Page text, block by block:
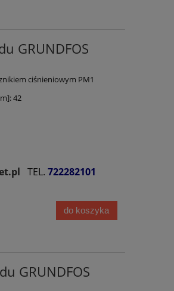
GRUNDFOS
ciśnieniowym PM1
42
TEL. 722282101
do koszyka
GRUNDFOS